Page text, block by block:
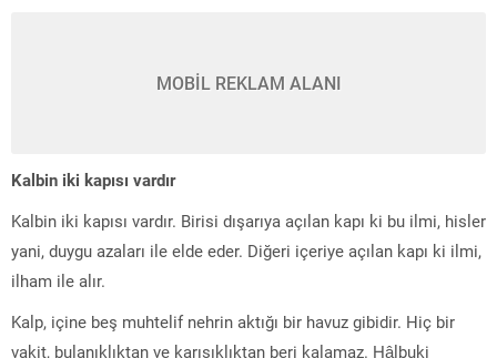
MOBİL REKLAM ALANI
Kalbin iki kapısı vardır
Kalbin iki kapısı vardır. Birisi dışarıya açılan kapı ki bu ilmi, hisler
yani, duygu azaları ile elde eder. Diğeri içeriye açılan kapı ki ilmi,
ilham ile alır.
Kalp, içine beş muhtelif nehrin aktığı bir havuz gibidir. Hiç bir
vakit, bulanıklıktan ve karışıklıktan beri kalamaz. Hâlbuki